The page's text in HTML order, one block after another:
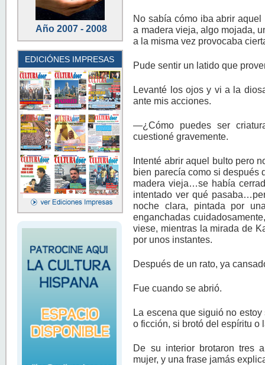
Año 2007 - 2008
EDICIÓNES IMPRESAS
No sabía cómo iba abrir
a madera vieja, algo mojada,
a la misma vez provocaba
Pude sentir un latido que
Levanté los ojos y vi a la
ante mis acciones.
—¿Cómo puedes ser
cuestioné gravemente.
Intenté abrir aquel bulto pero
bien parecía como si después
madera vieja…se había
intentado ver qué
noche clara, pintada por
enganchadas
viese, mientras la mirada de
por unos instantes.
Después de un rato, ya
Fue cuando se abrió.
La escena que siguió no
o ficción, si brotó del espíritu o
De su interior brotaron tres
mujer, y una frase jamás